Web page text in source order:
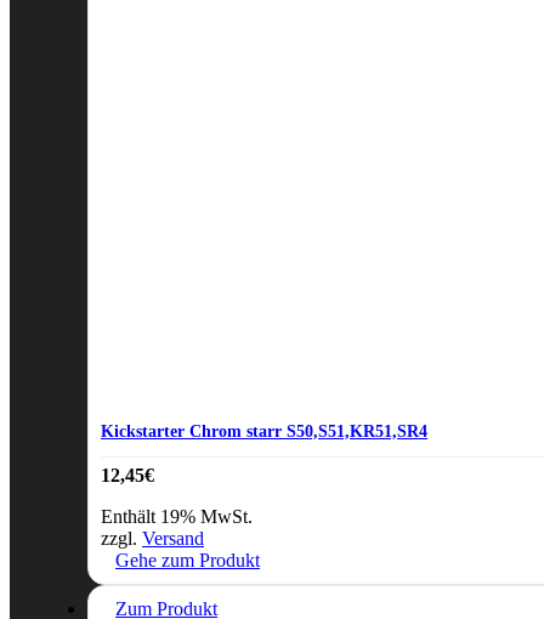
Kickstarter Chrom starr S50,S51,KR51,SR4
12,45€
Enthält 19% MwSt.
zzgl. Versand
Gehe zum Produkt
Zum Produkt